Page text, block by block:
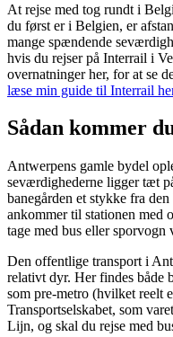
At rejse med tog rundt i
du først er i Belgien, er
mange spændende
hvis du rejser på Interrail i
overnatninger her, for at se
læse min guide til Interrail
Sådan kommer
Antwerpens gamle bydel
seværdighederne ligger tæt
banegården et stykke fra
ankommer til stationen
tage med bus eller sporvogn
Den offentlige transport i
relativt dyr. Her findes både
som pre-metro (hvilket reelt
Transportselskabet, som
Lijn, og skal du rejse med